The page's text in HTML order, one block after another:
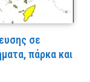
σε
πάρκα και